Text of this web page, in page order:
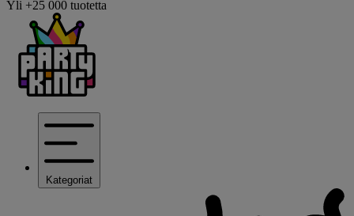
Yli +25 000 tuotetta
Kategoriat